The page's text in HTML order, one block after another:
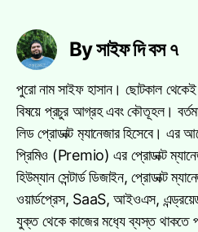
By সাইফ দি বস ৭
পুরো নাম সাইফ হাসান। ছোটকাল
বিষয়ে প্রচুর আগ্রহ এবং কৌতূহল।
লিড প্রোডাক্ট ম‍্যানেজার হিসেবে।
প্রিমিও (Premio) এর প্রোডাক্ট
হিউম্যান সেন্টার্ড ডিজাইন, প্রোডাক্ট
ওয়ার্ডপ্রেস, SaaS, আইওএস,
যুক্ত থেকে কাজের মধ‍্যে ব্যস্ত থাকতে